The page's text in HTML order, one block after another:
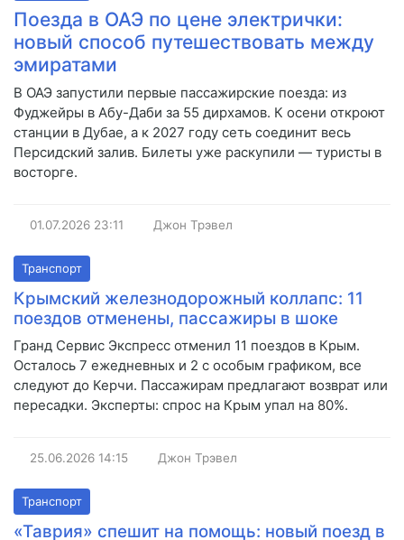
Поезда в ОАЭ по цене электрички:
новый способ путешествовать между
эмиратами
В ОАЭ запустили первые пассажирские поезда: из
Фуджейры в Абу-Даби за 55 дирхамов. К осени откроют
станции в Дубае, а к 2027 году сеть соединит весь
Персидский залив. Билеты уже раскупили — туристы в
восторге.
01.07.2026 23:11 Джон Трэвел
Транспорт
Крымский железнодорожный коллапс: 11
поездов отменены, пассажиры в шоке
Гранд Сервис Экспресс отменил 11 поездов в Крым.
Осталось 7 ежедневных и 2 с особым графиком, все
следуют до Керчи. Пассажирам предлагают возврат или
пересадки. Эксперты: спрос на Крым упал на 80%.
25.06.2026 14:15 Джон Трэвел
Транспорт
«Таврия» спешит на помощь: новый поезд в